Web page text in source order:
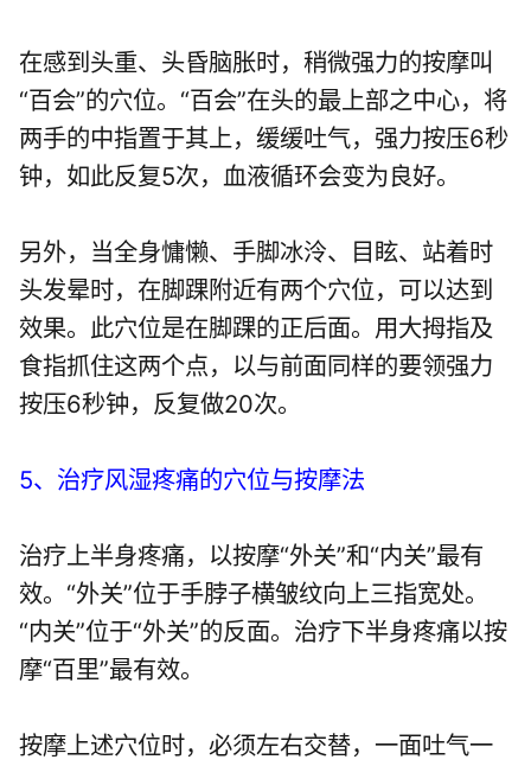
在感到头重、头昏脑胀时，稍微强力的按摩叫
“百会”的穴位。“百会”在头的最上部之中心，将
两手的中指置于其上，缓缓吐气，强力按压6秒
钟，如此反复5次，血液循环会变为良好。
另外，当全身慵懒、手脚冰泠、目眩、站着时
头发晕时，在脚踝附近有两个穴位，可以达到
效果。此穴位是在脚踝的正后面。用大拇指及
食指抓住这两个点，以与前面同样的要领强力
按压6秒钟，反复做20次。
5、治疗风湿疼痛的穴位与按摩法
治疗上半身疼痛，以按摩“外关”和“内关”最有
效。“外关”位于手脖子横皱纹向上三指宽处。
“内关”位于“外关”的反面。治疗下半身疼痛以按
摩“百里”最有效。
按摩上述穴位时，必须左右交替，一面吐气一